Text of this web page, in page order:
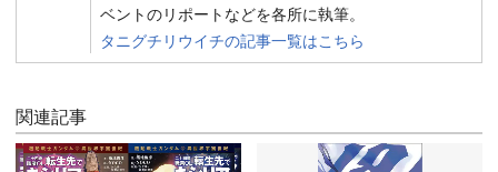
ベントのリポートなどを各所に執筆。
タニグチリウイチの記事一覧はこちら
関連記事